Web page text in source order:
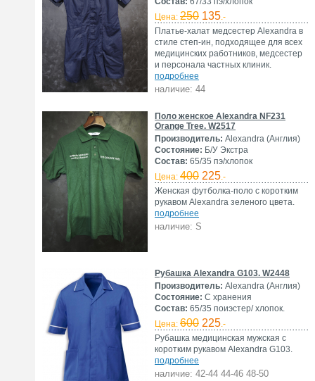
Цена: 250 135.-
Платье-халат медсестер Alexandra в
стиле степ-ин, подходящее для всех
медицинских работников, медсестер
и персонала частных клиник.
подробнее
наличие: 44
Поло женское Alexandra NF231
Orange Tree. W2517
Производитель: Alexandra (Англия)
Состояние: Б/У Экстра
Состав: 65/35 пэ/хлопок
Цена: 400 225.-
Женская футболка-поло с коротким
рукавом Alexandra зеленого цвета.
подробнее
наличие: S
Рубашка Alexandra G103. W2448
Производитель: Alexandra (Англия)
Состояние: С хранения
Состав: 65/35 поиэстер/ хлопок.
Цена: 600 225.-
Рубашка медицинская мужская с
коротким рукавом Alexandra G103.
подробнее
наличие: 42-44 44-46 48-50